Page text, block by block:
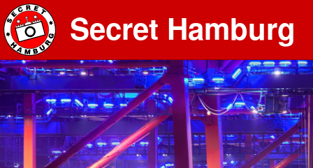
Secret Hamburg